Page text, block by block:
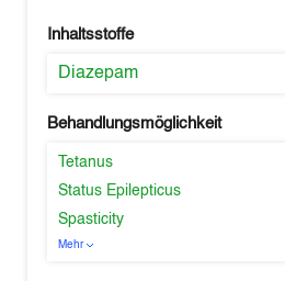
Inhaltsstoffe
Diazepam
Behandlungsmöglichkeit
Tetanus
Status Epilepticus
Spasticity
Mehr